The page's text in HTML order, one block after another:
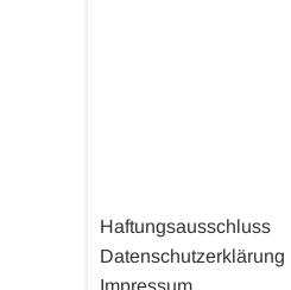
Haftungsausschluss
Datenschutzerklärung
Impressum